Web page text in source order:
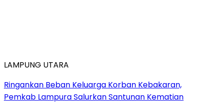
LAMPUNG UTARA
Ringankan Beban Keluarga Korban Kebakaran,
Pemkab Lampura Salurkan Santunan Kematian